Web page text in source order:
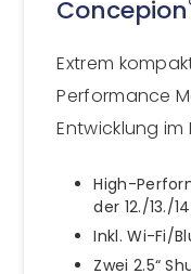
Concepion
Extrem
Performance
Entwicklung im
High-
der 12./13./
Inkl. Wi-Fi/
Zwei 2.5“